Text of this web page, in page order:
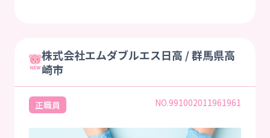
株式会社エムダブルエス日高 / 群馬県高
崎市
正職員 NO.991002011961961